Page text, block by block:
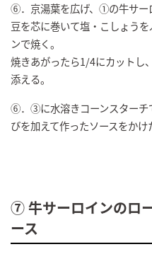
⑥．京湯葉を広げ、①の牛サー
豆を芯に巻いて塩・こしょう
ンで焼く。
焼きあがったら1/4にカットし
添える。
⑥．③に水溶きコーンスターチ
びを加えて作ったソースをかけ
⑦ 牛サーロインのロ
ース